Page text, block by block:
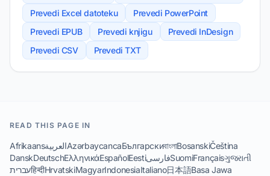
Prevedi Excel datoteku
Prevedi PowerPoint
Prevedi EPUB
Prevedi knjigu
Prevedi InDesign
Prevedi CSV
Prevedi TXT
READ THIS PAGE IN
AfrikaansالعربيةAzərbaycancaБългарскиবাংলাBosanskiČeština
DanskDeutschΕλληνικάEspañolEestiفارسیSuomiFrançaisગુજરાતી
עבריתहिन्दीHrvatskiMagyarIndonesiaItaliano日本語Basa Jawa